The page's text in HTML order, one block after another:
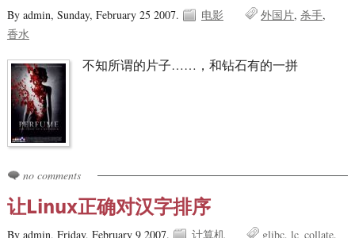
By admin, Sunday, February 25 2007. 电影 外国片 杀手
香水
不知所谓的片子……，和钻石有的一拼
no comments
让Linux正确对汉字排序
By admin, Friday, February 9 2007. 计算机 glibc lc_collate